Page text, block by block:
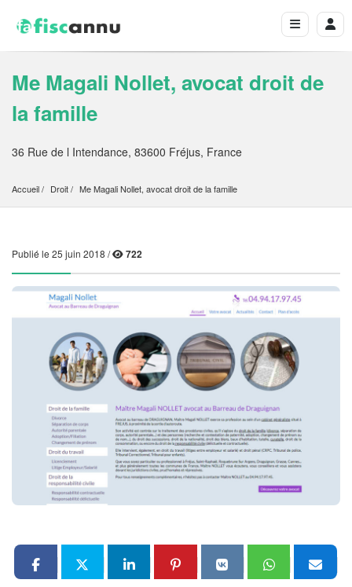
Me Magali Nollet, avocat droit de
la famille
36 Rue de l Intendance, 83600 Fréjus, France
Accueil Droit Me Magali Nollet, avocat droit de la famille
Publié le 25 juin 2018 / 722